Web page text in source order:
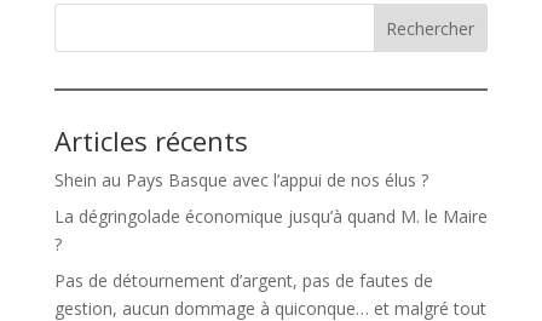
Rechercher
Articles récents
Shein au Pays Basque avec l’appui de nos élus ?
La dégringolade économique jusqu’à quand M. le Maire
?
Pas de détournement d’argent, pas de fautes de
gestion, aucun dommage à quiconque… et malgré tout